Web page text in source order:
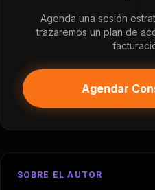
Agenda una sesión
trazaremos un plan de
Agendar
SOBRE EL AUTOR